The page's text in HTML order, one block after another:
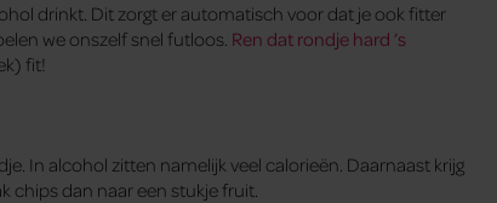
drinkt. Dit zorgt er automatisch voor dat je ook fitter
we onszelf snel futloos. Ren dat rondje hard ’s
fit!
In alcohol zitten namelijk veel calorieën. Daarnaast krijg
chips dan naar een stukje fruit.